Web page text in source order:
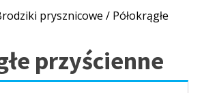
prysznicowe / Półokrągłe
przyścienne